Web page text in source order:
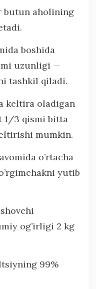
butun aholining
boshida
uzunligi —
tashkil qiladi.
keltira oladigan
1/3 qismi bitta
mumkin.
o’rtacha
yutib
og’irligi 2 kg
99%